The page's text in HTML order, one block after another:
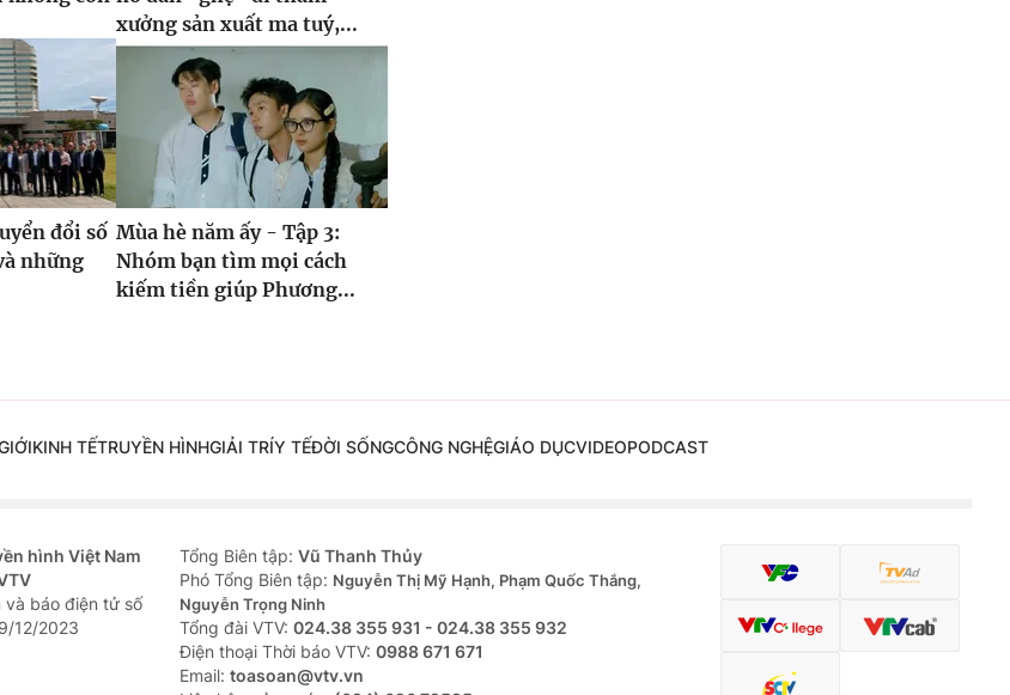
xưởng sản xuất ma tuý,...
đổi số
những
Mùa hè năm ấy - Tập 3:
Nhóm bạn tìm mọi cách
kiếm tiền giúp Phương...
KINH TẾTRUYỀN HÌNHGIẢI TRÍY TẾĐỜI SỐNGCÔNG NGHỆGIÁO DỤCVIDEOPODCAST
hình Việt Nam
và báo điện tử số
12/2023
Tổng Biên tập: Vũ Thanh Thủy
Phó Tổng Biên tập: Nguyễn Thị Mỹ Hạnh, Phạm Quốc Thắng,
Nguyễn Trọng Ninh
Tổng đài VTV: 024.38 355 931 - 024.38 355 932
Ðiện thoại Thời báo VTV: 0988 671 671
Email: toasoan@vtv.vn